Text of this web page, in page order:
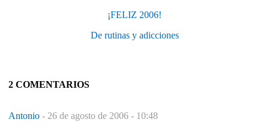
¡FELIZ 2006!
De rutinas y adicciones
2 COMENTARIOS
Antonio - 26 de agosto de 2006 - 10:48